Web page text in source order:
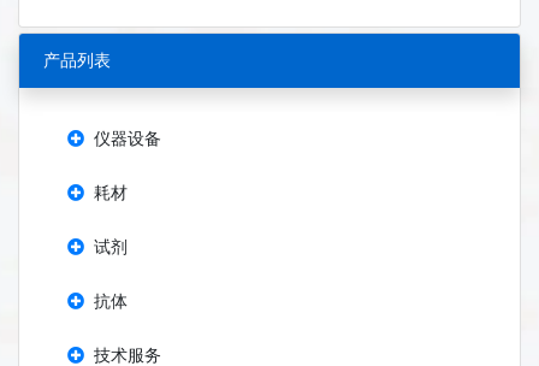
产品列表
仪器设备
耗材
试剂
抗体
技术服务